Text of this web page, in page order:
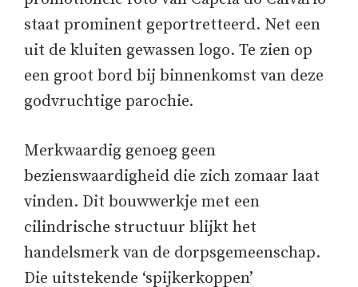
staat prominent geportretteerd. Net een
uit de kluiten gewassen logo. Te zien op
een groot bord bij binnenkomst van deze
godvruchtige parochie.
Merkwaardig genoeg geen
bezienswaardigheid die zich zomaar laat
vinden. Dit bouwwerkje met een
cilindrische structuur blijkt het
handelsmerk van de dorpsgemeenschap.
Die uitstekende ‘spijkerkoppen’